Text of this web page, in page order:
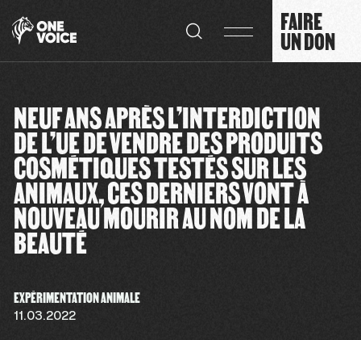
FAIRE
UN DON
NEUF ANS APRÈS L’INTERDICTION
DE L’UE DE VENDRE DES PRODUITS
COSMÉTIQUES TESTÉS SUR LES
ANIMAUX, CES DERNIERS VONT À
NOUVEAU MOURIR AU NOM DE LA
BEAUTÉ
EXPÉRIMENTATION ANIMALE
11.03.2022